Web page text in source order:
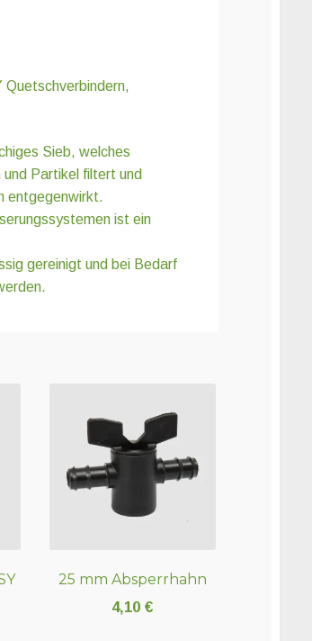
Sieb, welches
und Partikel filtert und
entgegenwirkt.
ist ein
gereinigt und bei Bedarf
25 mm Absperrhahn
4,10€